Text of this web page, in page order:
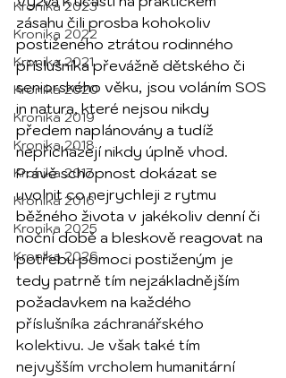
Kronika 2023
Kronika 2022
Kronika 2021
Kronika 2020
Kronika 2019
Kronika 2018
Kronika 2017
Kronika 2016
Kronika 2025
Kronika 2026
zásahu čili prosba kohokoliv
postiženého ztrátou rodinného
příslušníka převážně dětského či
seniorského věku, jsou voláním SOS
in natura, které nejsou nikdy
předem naplánovány a tudíž
nepřicházejí nikdy úplně vhod.
Právě schopnost dokázat se
uvolnit co nejrychleji z rytmu
běžného života v jakékoliv denní či
noční době a bleskově reagovat na
potřebu pomoci postiženým je
tedy patrně tím nejzákladnějším
požadavkem na každého
příslušníka záchranářského
kolektivu. Je však také tím
nejvyšším vrcholem humanitární